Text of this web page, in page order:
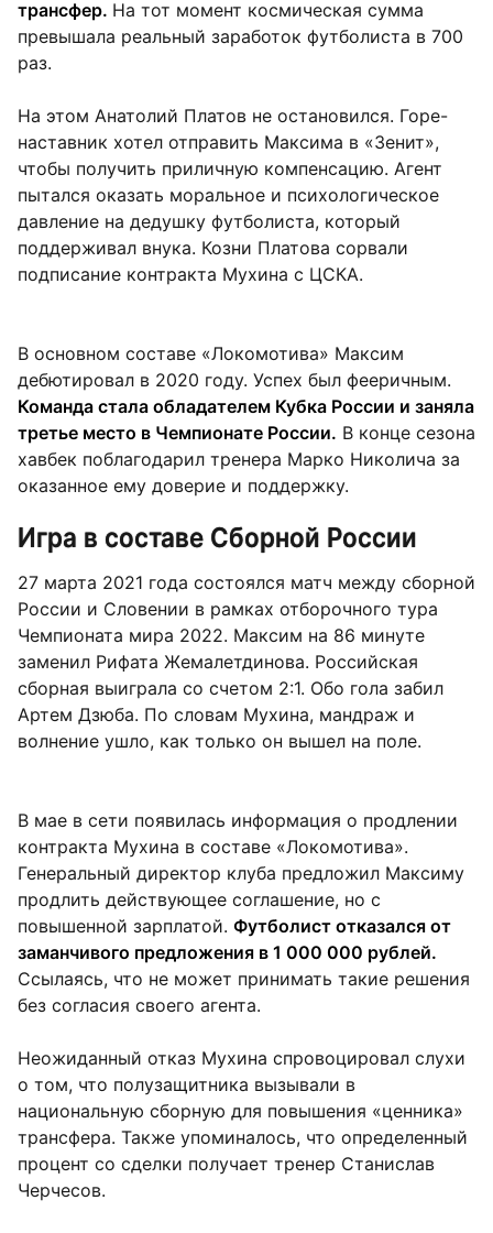
трансфер. На тот момент космическая сумма
превышала реальный заработок футболиста в 700
раз.
На этом Анатолий Платов не остановился. Горе-
наставник хотел отправить Максима в «Зенит»,
чтобы получить приличную компенсацию. Агент
пытался оказать моральное и психологическое
давление на дедушку футболиста, который
поддерживал внука. Козни Платова сорвали
подписание контракта Мухина с ЦСКА.
В основном составе «Локомотива» Максим
дебютировал в 2020 году. Успех был фееричным.
Команда стала обладателем Кубка России и заняла
третье место в Чемпионате России. В конце сезона
хавбек поблагодарил тренера Марко Николича за
оказанное ему доверие и поддержку.
Игра в составе Сборной России
27 марта 2021 года состоялся матч между сборной
России и Словении в рамках отборочного тура
Чемпионата мира 2022. Максим на 86 минуте
заменил Рифата Жемалетдинова. Российская
сборная выиграла со счетом 2:1. Обо гола забил
Артем Дзюба. По словам Мухина, мандраж и
волнение ушло, как только он вышел на поле.
В мае в сети появилась информация о продлении
контракта Мухина в составе «Локомотива».
Генеральный директор клуба предложил Максиму
продлить действующее соглашение, но с
повышенной зарплатой. Футболист отказался от
заманчивого предложения в 1 000 000 рублей.
Ссылаясь, что не может принимать такие решения
без согласия своего агента.
Неожиданный отказ Мухина спровоцировал слухи
о том, что полузащитника вызывали в
национальную сборную для повышения «ценника»
трансфера. Также упоминалось, что определенный
процент со сделки получает тренер Станислав
Черчесов.